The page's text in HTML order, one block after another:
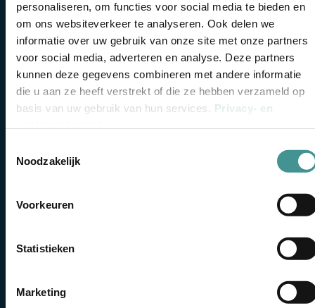
personaliseren, om functies voor social media te bieden en
om ons websiteverkeer te analyseren. Ook delen we
informatie over uw gebruik van onze site met onze partners
voor social media, adverteren en analyse. Deze partners
kunnen deze gegevens combineren met andere informatie
die u aan ze heeft verstrekt of die ze hebben verzameld op
basis van uw gebruik van hun services. Privacy- en
Noodzakelijk
Voorkeuren
Statistieken
Marketing
Ontvang
vrijblijvende
offerte.
en wij nemen zo snel
Naam
(Vereist)
Email
(Vereist)
Telefoon